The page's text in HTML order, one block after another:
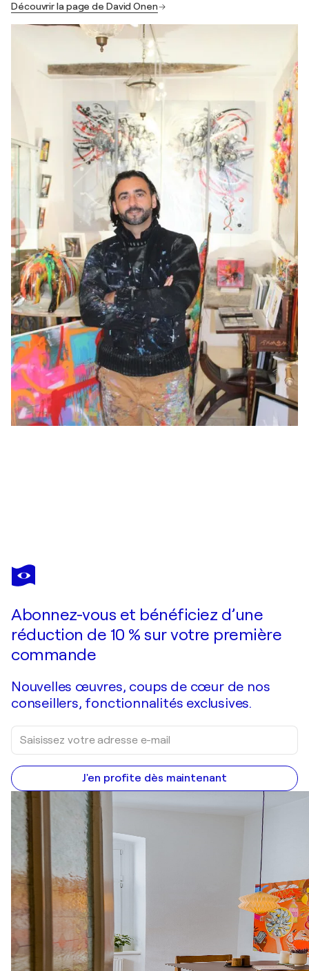
Découvrir la page de David Onen
DAVID ONEN
L'ILLUMINATION DES PLAISIRS
Abonnez-vous et bénéficiez d’une
réduction de 10 % sur votre première
commande
Nouvelles œuvres, coups de cœur de nos
conseillers, fonctionnalités exclusives.
J'en profite dès maintenant